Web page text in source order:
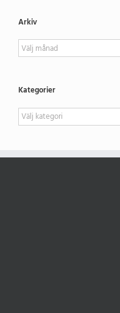
Arkiv
Arkiv
Kategorier
Kategorier